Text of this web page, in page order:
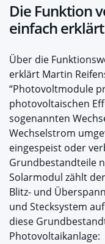
Die Funktion
einfach erklärt
Über die
erklärt Martin
“Photovoltmodule
photovoltaischen
sogenannten
Wechselstrom
eingespeist oder
Grundbestandteile
Solarmodul zählt
Blitz- und
und Stecksystem
diese
Photovoltaikanlage: